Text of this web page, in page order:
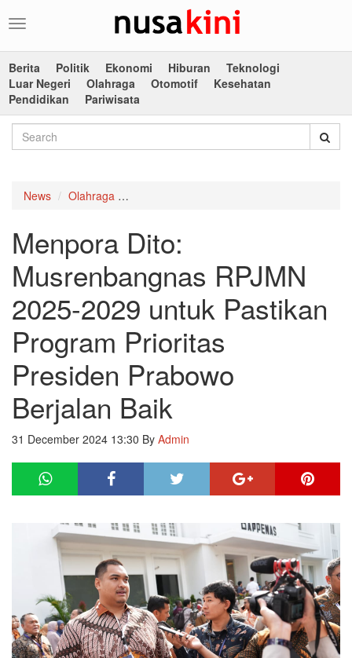
Toggle
Berita
Politik Ekonomi Hiburan
Teknologi
Luar Negeri
Olahraga Otomotif
Kesehatan
Pendidikan
Pariwisata
News Olahraga
Menpora Dito:
Musrenbangnas RPJMN
2025-2029 untuk Pastikan
Program Prioritas
Presiden Prabowo
Berjalan Baik
31 December 2024 13:30 By Admin